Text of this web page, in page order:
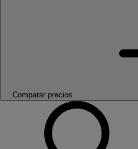
Comparar precios